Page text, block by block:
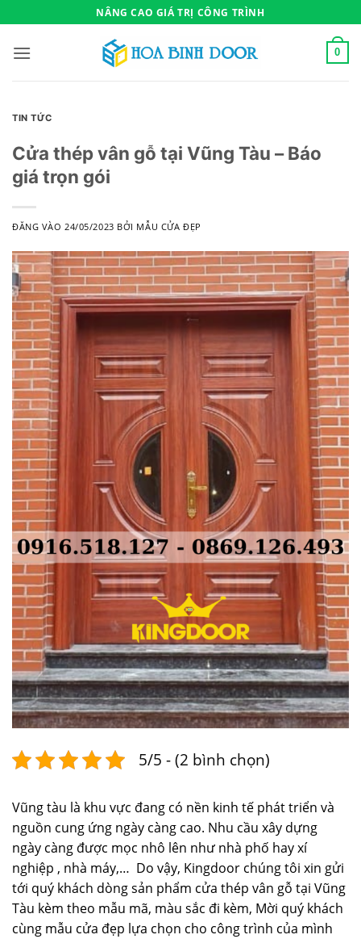
qua
nội
NÂNG CAO GIÁ TRỊ CÔNG TRÌNH
0
TIN TỨC
Cửa thép vân gỗ tại Vũng Tàu – Báo
giá trọn gói
ĐĂNG VÀO 24/05/2023 BỞI MẪU CỬA ĐẸP
5/5 - (2 bình chọn)
Vũng tàu là khu vực đang có nền kinh tế phát triển và
nguồn cung ứng ngày càng cao. Nhu cầu xây dựng
ngày càng được mọc nhô lên như nhà phố hay xí
nghiệp , nhà máy,… Do vậy, Kingdoor chúng tôi xin gửi
tới quý khách dòng sản phẩm cửa thép vân gỗ tại Vũng
Tàu kèm theo mẫu mã, màu sắc đi kèm, Mời quý khách
cùng mẫu cửa đẹp lựa chọn cho công trình của mình